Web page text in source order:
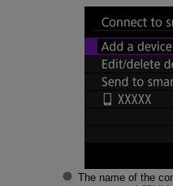
The name of the